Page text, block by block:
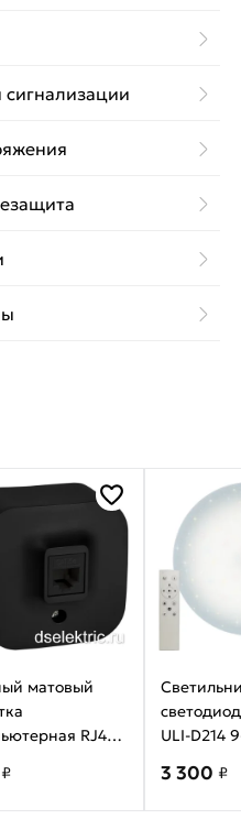
матовый
RJ45
монтаж
Quteo
₽
ULI-D214
00010963
3 300 ₽